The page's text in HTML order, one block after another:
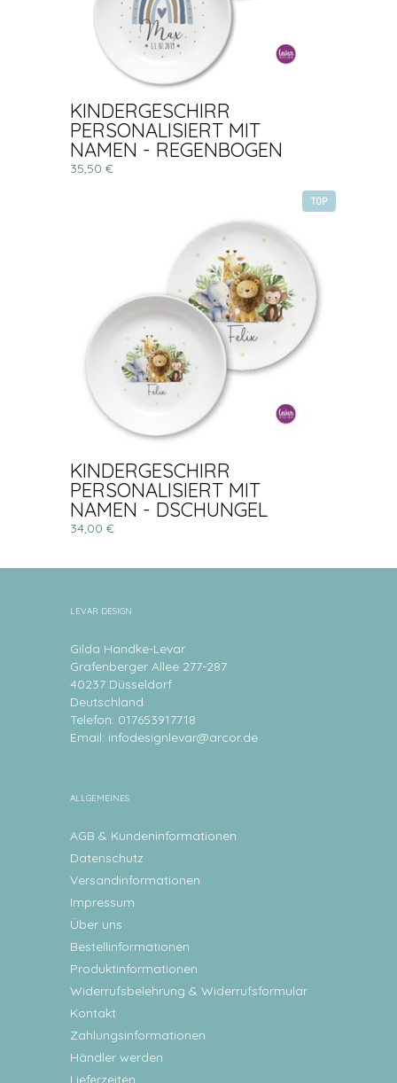
KINDERGESCHIRR
PERSONALISIERT MIT
NAMEN - REGENBOGEN
35,50 €
TOP
KINDERGESCHIRR
PERSONALISIERT MIT
NAMEN - DSCHUNGEL
34,00 €
LEVAR DESIGN
Gilda Handke-Levar
Grafenberger Allee 277-287
40237 Düsseldorf
Deutschland
Telefon: 017653917718
Email: infodesignlevar@arcor.de
ALLGEMEINES
AGB & Kundeninformationen
Datenschutz
Versandinformationen
Impressum
Über uns
Bestellinformationen
Produktinformationen
Widerrufsbelehrung & Widerrufsformular
Kontakt
Zahlungsinformationen
Händler werden
Lieferzeiten